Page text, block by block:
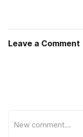
Leave a Comment